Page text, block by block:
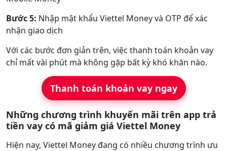
Bước 5: Nhập mật khẩu Viettel Money và OTP để xác
nhận giao dịch
Với các bước đơn giản trên, việc thanh toán khoản vay
chỉ mất vài phút mà không gặp bất kỳ khó khăn nào.
Thanh toán khoản vay ngay
Những chương trình khuyến mãi trên app trả
tiền vay có mã giảm giá Viettel Money
Hiện nay, Viettel Money đang có nhiều chương trình ưu